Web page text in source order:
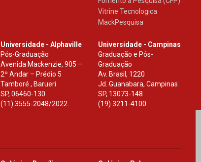
Vitrine Tecnologica
MackPesquisa
Universidade - Alphaville
Pós-Graduação
Avenida Mackenzie, 905 –
2º Andar – Prédio 5
Tamboré , Barueri
SP, 06460-130
(11) 3555-2048/2022.
Universidade - Campinas
Graduação e Pós-
Graduação
Av. Brasil, 1220
Jd. Guanabara, Campinas
SP, 13073-148
(19) 3211-4100